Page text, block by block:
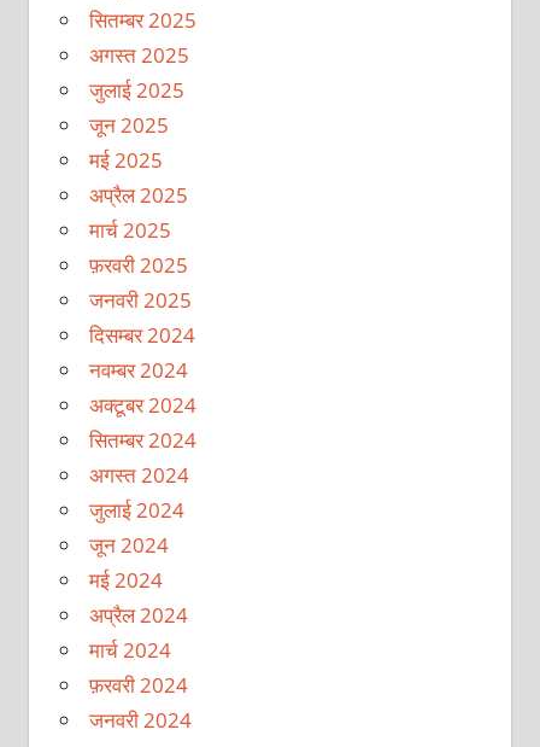
सितम्बर 2025
अगस्त 2025
जुलाई 2025
जून 2025
मई 2025
अप्रैल 2025
मार्च 2025
फ़रवरी 2025
जनवरी 2025
दिसम्बर 2024
नवम्बर 2024
अक्टूबर 2024
सितम्बर 2024
अगस्त 2024
जुलाई 2024
जून 2024
मई 2024
अप्रैल 2024
मार्च 2024
फ़रवरी 2024
जनवरी 2024